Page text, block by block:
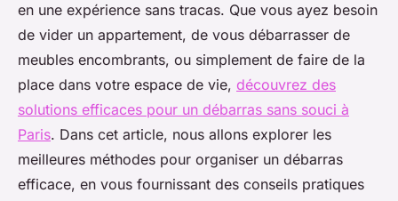
en une expérience sans tracas. Que vous ayez besoin
de vider un appartement, de vous débarrasser de
meubles encombrants, ou simplement de faire de la
place dans votre espace de vie, découvrez des
solutions efficaces pour un débarras sans souci à
Paris. Dans cet article, nous allons explorer les
meilleures méthodes pour organiser un débarras
efficace, en vous fournissant des conseils pratiques